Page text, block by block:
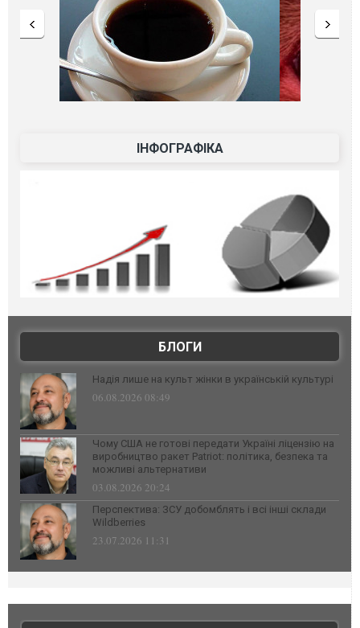
ІНФОГРАФІКА
БЛОГИ
Надія лише на культ жінки в українській культурі
06.08.2026 08:49
Чому США не готові передати Україні ліцензію на
виробництво ракет Patriot: політика, безпека та
можливі альтернативи
03.08.2026 20:24
Перспектива: ЗСУ добомблять і всі інші склади
Wildberries
23.07.2026 11:31